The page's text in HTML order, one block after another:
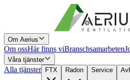
Om Aerius
Om ossHär finns viBranschsamarbeten
Våra tjänster
Alla tjänster FTX Radon Service